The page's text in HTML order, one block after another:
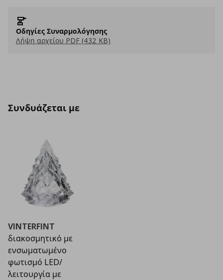
Οδηγίες Συναρμολόγησης
Λήψη αρχείου PDF (432 KB)
Συνδυάζεται με
VINTERFINT
διακοσμητικό με
ενσωματωμένο
φωτισμό LED/
λειτουργία με